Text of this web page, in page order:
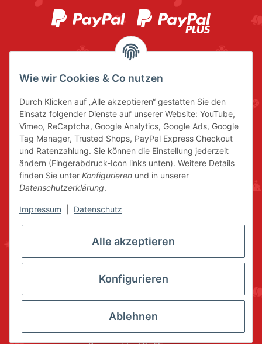
* Alle Preise inkl. gesetzlicher USt., zzgl.
© www.volkskunstshop-erzgebirge.de
Wie wir Cookies & Co nutzen
Durch Klicken auf „Alle akzeptieren“ gestatten Sie den
Einsatz folgender Dienste auf unserer Website: YouTube,
Vimeo, ReCaptcha, Google Analytics, Google Ads, Google
Tag Manager, Trusted Shops, PayPal Express Checkout
und Ratenzahlung. Sie können die Einstellung jederzeit
ändern (Fingerabdruck-Icon links unten). Weitere Details
finden Sie unter Konfigurieren und in unserer
Datenschutzerklärung.
Impressum Datenschutz
Alle akzeptieren
Konfigurieren
Ablehnen